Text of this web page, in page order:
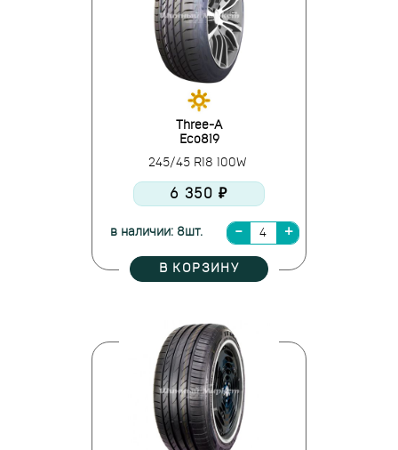
Three-A
Eco819
245/45 R18 100W
6 350 ₽
в наличии: 8шт.
В КОРЗИНУ